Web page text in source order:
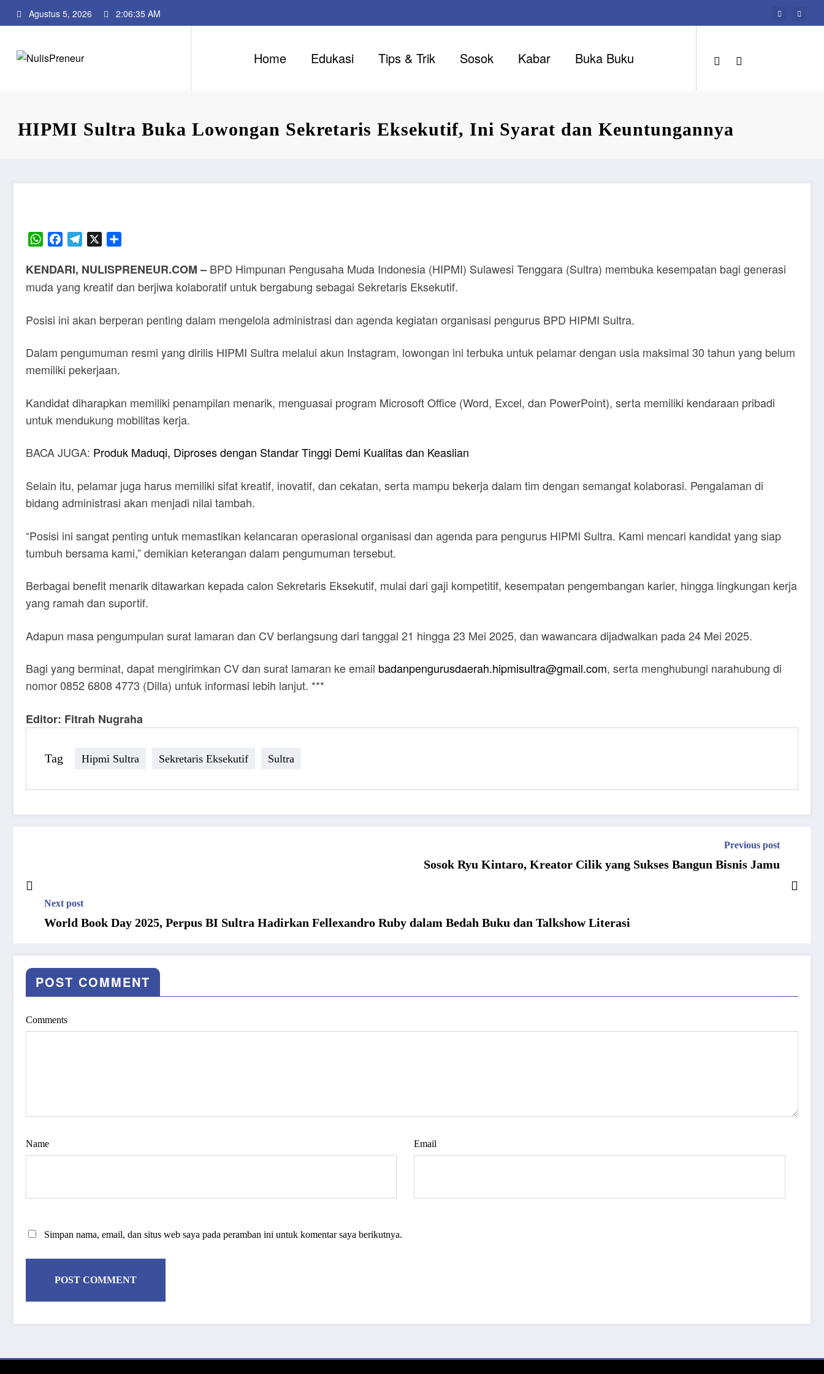
to
Agustus 5, 2026 2:06:36 AM
Home Edukasi Tips & Trik Sosok Kabar Buka Buku
HIPMI Sultra Buka Lowongan Sekretaris Eksekutif, Ini Syarat dan Keuntungannya
WhatsAppFacebookTelegram
KENDARI, NULISPRENEUR.COM– BPD Himpunan Pengusaha Muda Indonesia (HIPMI) Sulawesi Tenggara (Sultra) membuka kesempatan bagi generasi
muda yang kreatif dan berjiwa kolaboratif untuk bergabung sebagai Sekretaris Eksekutif.
Posisi ini akan berperan penting dalam mengelola administrasi dan agenda kegiatan organisasi pengurus BPD HIPMI Sultra.
Dalam pengumuman resmi yang dirilis HIPMI Sultra melalui akun Instagram, lowongan ini terbuka untuk pelamar dengan usia maksimal 30 tahun yang belum
memiliki pekerjaan.
Kandidat diharapkan memiliki penampilan menarik, menguasai program Microsoft Office (Word, Excel, dan PowerPoint), serta memiliki kendaraan pribadi
untuk mendukung mobilitas kerja.
BACA JUGA: Produk Maduqi, Diproses dengan Standar Tinggi Demi Kualitas dan Keaslian
Selain itu, pelamar juga harus memiliki sifat kreatif, inovatif, dan cekatan, serta mampu bekerja dalam tim dengan semangat kolaborasi. Pengalaman di
bidang administrasi akan menjadi nilai tambah.
“Posisi ini sangat penting untuk memastikan kelancaran operasional organisasi dan agenda para pengurus HIPMI Sultra. Kami mencari kandidat yang siap
tumbuh bersama kami,” demikian keterangan dalam pengumuman tersebut.
Berbagai benefit menarik ditawarkan kepada calon Sekretaris Eksekutif, mulai dari gaji kompetitif, kesempatan pengembangan karier, hingga lingkungan kerja
yang ramah dan suportif.
Adapun masa pengumpulan surat lamaran dan CV berlangsung dari tanggal 21 hingga 23 Mei 2025, dan wawancara dijadwalkan pada 24 Mei 2025.
Bagi yang berminat, dapat mengirimkan CV dan surat lamaran ke email badanpengurusdaerah.hipmisultra@gmail.com, serta menghubungi narahubung di
nomor 0852 6808 4773 (Dilla) untuk informasi lebih lanjut. ***
Editor: Fitrah Nugraha
Tag Hipmi Sultra Sekretaris Eksekutif Sultra
Previous post
Sosok Ryu Kintaro, Kreator Cilik yang Sukses Bangun Bisnis Jamu
Next post
World Book Day 2025, Perpus BI Sultra Hadirkan Fellexandro Ruby dalam Bedah Buku dan Talkshow Literasi
POST COMMENT
Comments
Name Email
Simpan nama, email, dan situs web saya pada peramban ini untuk komentar saya berikutnya.